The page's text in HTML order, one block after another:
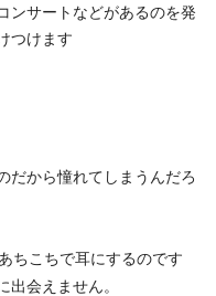
ンサートなどがあるのを発
つけます
から憧れてしまうんだろ
ちこちで耳にするのです
会えません。